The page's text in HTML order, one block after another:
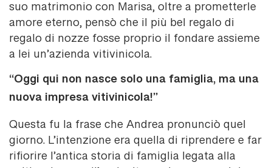
suo matrimonio con Marisa, oltre a prometterle
amore eterno, pensò che il più bel regalo di
regalo di nozze fosse proprio il fondare assieme
a lei un’azienda vitivinicola.
“Oggi qui non nasce solo una famiglia, ma una
nuova impresa vitivinicola!”
Questa fu la frase che Andrea pronunciò quel
giorno. L’intenzione era quella di riprendere e far
rifiorire l’antica storia di famiglia legata alla